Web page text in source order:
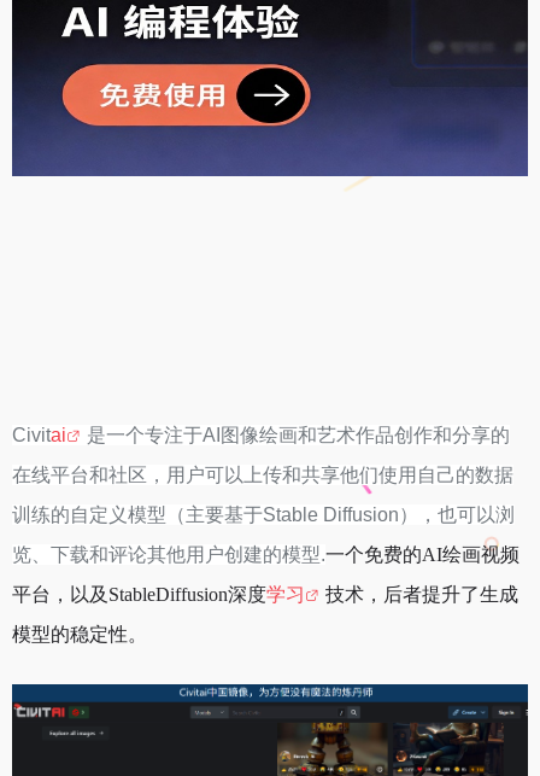
Civitai
是一个专注于AI图像绘画和艺术作品创作和分享的
在线平台和社区，用户可以上传和共享他们使用自己的数据
训练的自定义模型（主要基于Stable Diffusion），也可以浏
览、下载和评论其他用户创建的模型.一个免费的AI绘画视频
平台，以及StableDiffusion深度学习
技术，后者提升了生成
模型的稳定性。